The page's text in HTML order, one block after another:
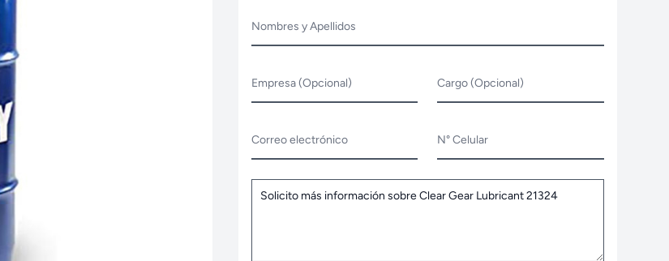
Nombres y Apellidos
Empresa (Opcional) Cargo (Opcional)
Correo electrónico N° Celular